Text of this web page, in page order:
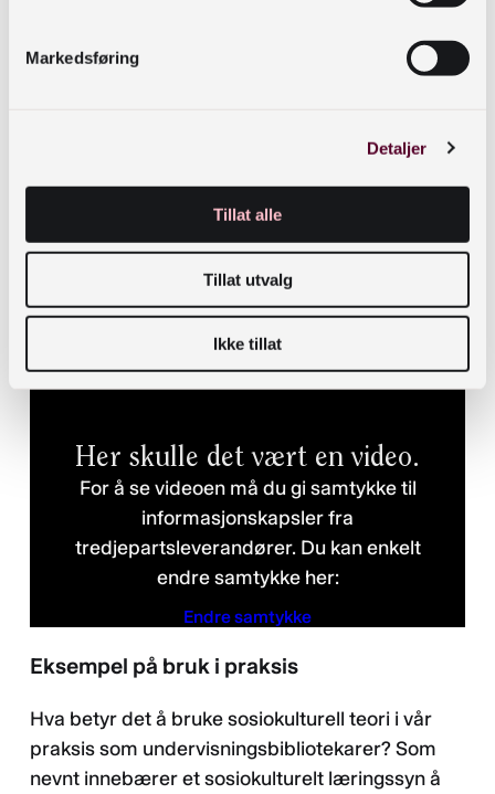
Markedsføring
Detaljer
Tillat alle
Tillat utvalg
Ikke tillat
Her skulle det vært en video.
For å se videoen må du gi samtykke til
informasjonskapsler fra
tredjepartsleverandører. Du kan enkelt
endre samtykke her:
Endre samtykke
Personvernerklæring
Eksempel på bruk i praksis
Hva betyr det å bruke sosiokulturell teori i vår
praksis som undervisningsbibliotekarer? Som
nevnt innebærer et sosiokulturelt læringssyn å